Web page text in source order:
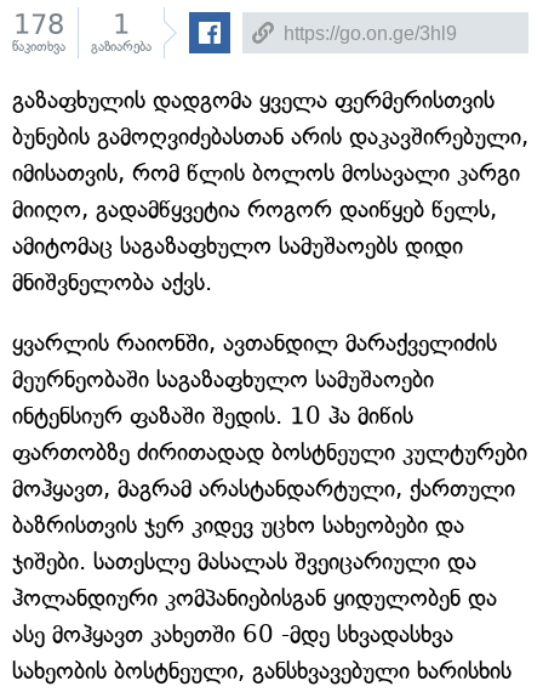
178
წაკითხვა
1
გაზიარება
გაზაფხულის დადგომა ყველა ფერმერისთვის
ბუნების გამოღვიძებასთან არის დაკავშირებული,
იმისათვის, რომ წლის ბოლოს მოსავალი კარგი
მიიღო, გადამწყვეტია როგორ დაიწყებ წელს,
ამიტომაც საგაზაფხულო სამუშაოებს დიდი
მნიშვნელობა აქვს.
ყვარლის რაიონში, ავთანდილ მარაქველიძის
მეურნეობაში საგაზაფხულო სამუშაოები
ინტენსიურ ფაზაში შედის. 10 ჰა მიწის
ფართობზე ძირითადად ბოსტნეული კულტურები
მოჰყავთ, მაგრამ არასტანდარტული, ქართული
ბაზრისთვის ჯერ კიდევ უცხო სახეობები და
ჯიშები. სათესლე მასალას შვეიცარიული და
ჰოლანდიური კომპანიებისგან ყიდულობენ და
ასე მოჰყავთ კახეთში 60 -მდე სხვადასხვა
სახეობის ბოსტნეული, განსხვავებული ხარისხის